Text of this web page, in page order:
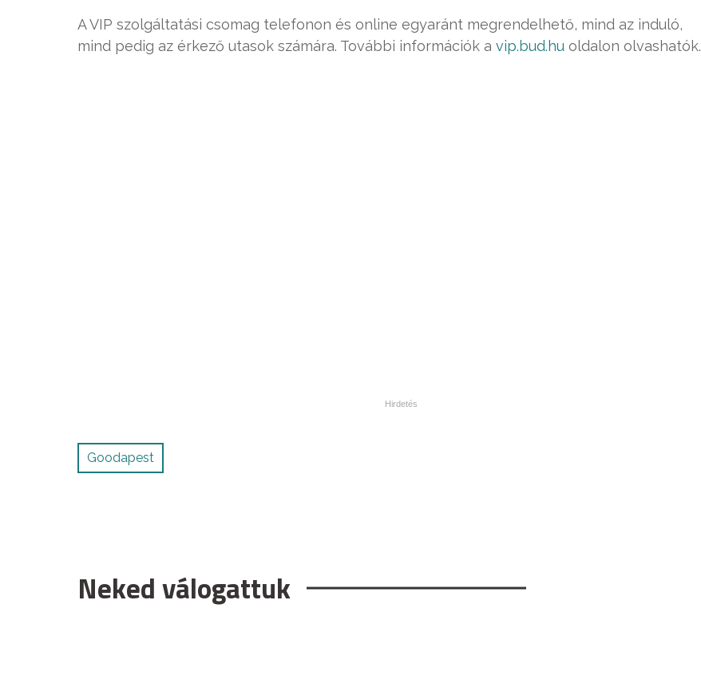
A VIP szolgáltatási csomag telefonon és online egyaránt megrendelhető, mind az induló,
mind pedig az érkező utasok számára. További információk a vip.bud.hu oldalon olvashatók.
Goodapest
Neked válogattuk